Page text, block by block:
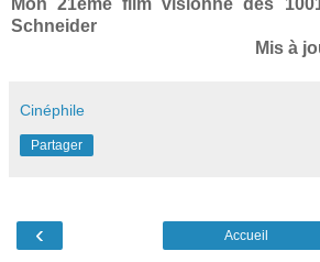
Schneider
Mis à
Cinéphile
Partager
‹ Accueil